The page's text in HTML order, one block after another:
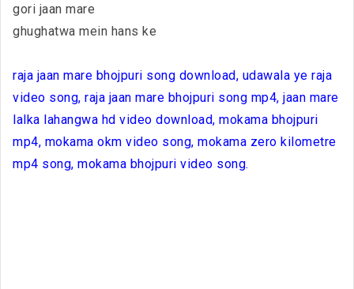
gori jaan mare
ghughatwa mein hans ke
raja jaan mare bhojpuri song download, udawala ye raja
video song, raja jaan mare bhojpuri song mp4, jaan mare
lalka lahangwa hd video download, mokama bhojpuri
mp4, mokama okm video song, mokama zero kilometre
mp4 song, mokama bhojpuri video song.